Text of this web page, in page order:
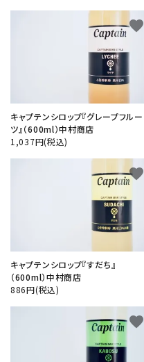
キャプテンシロップ『グレープフルー
ツ』（600ml）中村商店
1,037円(税込)
favorite
キャプテンシロップ『すだち』
（600ml）中村商店
886円(税込)
favorite
favorite